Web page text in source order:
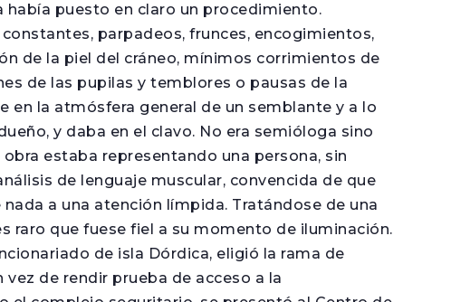
había puesto en claro un procedimiento.
parpadeos, frunces, encogimientos,
de la piel del cráneo, mínimos corrimientos de
de las pupilas y temblores o pausas de la
en la atmósfera general de un semblante y a lo
y daba en el clavo. No era semióloga sino
estaba representando una persona, sin
de lenguaje muscular, convencida de que
a una atención límpida. Tratándose de una
raro que fuese fiel a su momento de iluminación.
de isla Dórdica, eligió la rama de
de rendir prueba de acceso a la